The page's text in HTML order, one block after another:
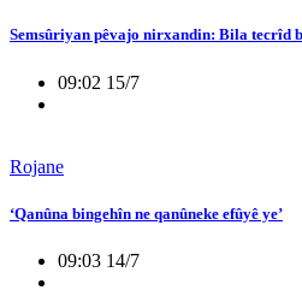
Semsûriyan pêvajo nirxandin: Bila tecrîd
09:02 15/7
Rojane
‘Qanûna bingehîn ne qanûneke efûyê ye’
09:03 14/7